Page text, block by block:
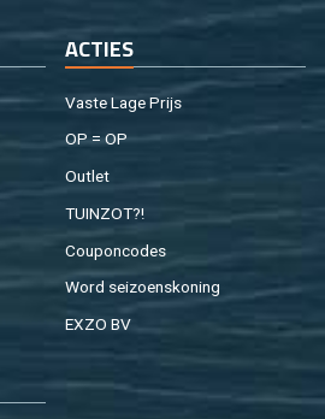
AC­TIES
Vaste Lage Prijs
OP = OP
Out­let
TUIN­ZOT?!
Cou­pon­co­des
Word sei­zoens­ko­ning
EXZO BV